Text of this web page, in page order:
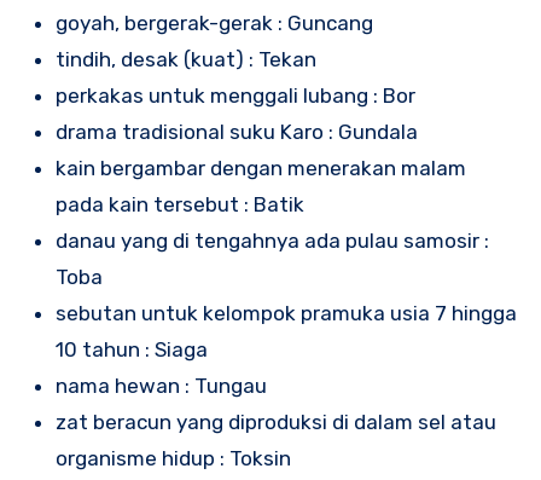
goyah, bergerak-gerak : Guncang
tindih, desak (kuat) : Tekan
perkakas untuk menggali lubang : Bor
drama tradisional suku Karo : Gundala
kain bergambar dengan menerakan malam
pada kain tersebut : Batik
danau yang di tengahnya ada pulau samosir :
Toba
sebutan untuk kelompok pramuka usia 7 hingga
10 tahun : Siaga
nama hewan : Tungau
zat beracun yang diproduksi di dalam sel atau
organisme hidup : Toksin